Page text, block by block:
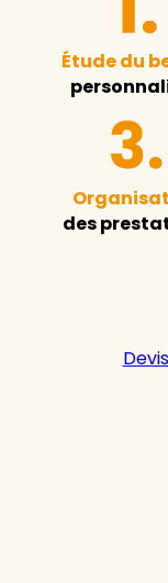
Étude du
des